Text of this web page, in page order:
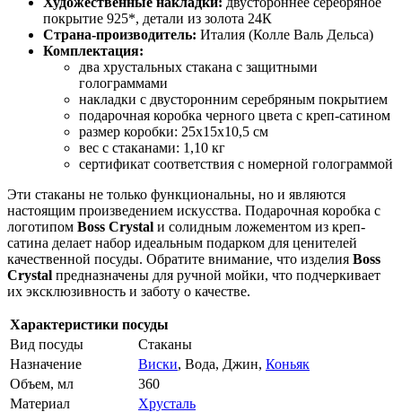
покрытие 925*, детали из золота 24К
Страна-производитель: Италия (Колле Валь Дельса)
Комплектация:
два хрустальных стакана с защитными
голограммами
накладки с двусторонним серебряным покрытием
подарочная коробка черного цвета с креп-сатином
размер коробки: 25х15х10,5 см
вес с стаканами: 1,10 кг
сертификат соответствия с номерной голограммой
Эти стаканы не только функциональны, но и являются
настоящим произведением искусства. Подарочная коробка с
логотипом Boss Crystal и солидным ложементом из креп-
сатина делает набор идеальным подарком для ценителей
качественной посуды. Обратите внимание, что изделия Boss
Crystal предназначены для ручной мойки, что подчеркивает
их эксклюзивность и заботу о качестве.
Характеристики посуды
Вид посуды
Стаканы
Назначение
Виски, Вода, Джин, Коньяк
Объем, мл
360
Материал
Хрусталь